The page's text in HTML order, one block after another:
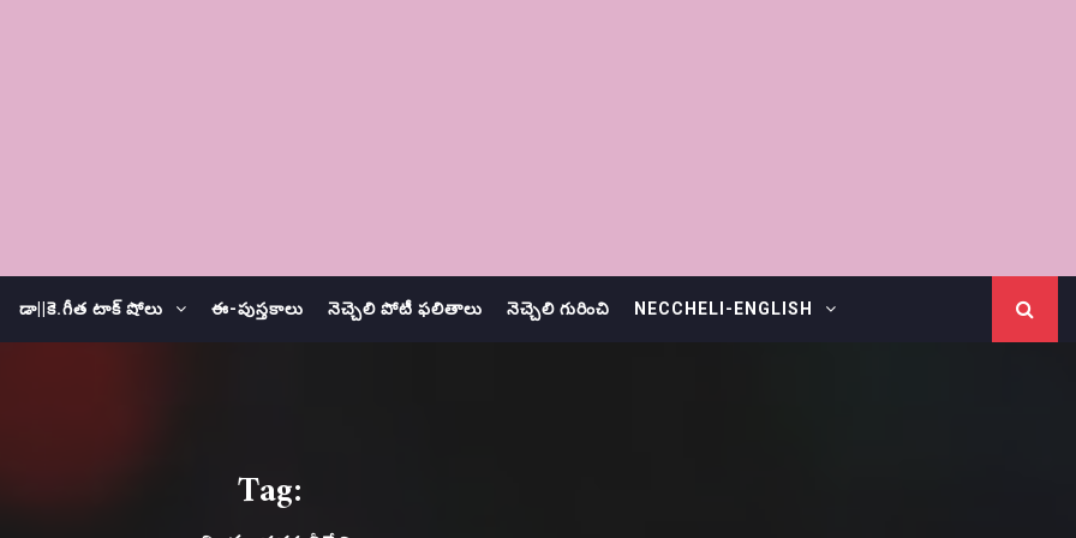
డా||కె.గీత టాక్ షోలు ఈ-పుస్తకాలు నెచ్చెలి పోటీ ఫలితాలు నెచ్చెలి గురించి NECCHELI-ENGLISH
Tag: